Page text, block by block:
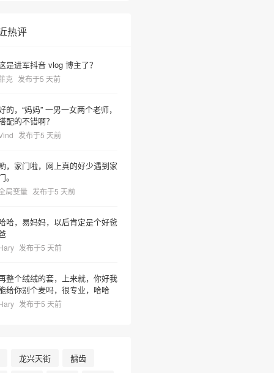
热评
是进军抖音 vlog 博主了？
克 发布于5 天前
的，“妈妈” 一男一女两个老师，
配的不错啊？
发布于5 天前
，家门啦，网上真的好少遇到家
。
局变量 发布于5 天前
哈，易妈妈，以后肯定是个好爸
发布于5 天前
整个绒绒的套，上来就，你好我
给你别个麦吗，很专业，哈哈
发布于5 天前
龙兴天街 龋齿